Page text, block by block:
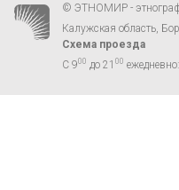
© ЭТНОМИР -
Калужская область,
Схема проезда
С 900 до 21 00 ежедневно: